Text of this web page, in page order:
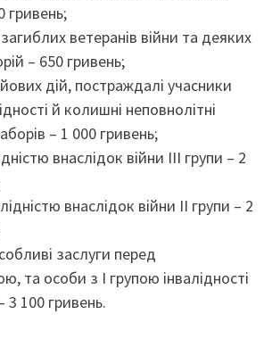
гривень;
ветеранів війни та деяких
– 650 гривень;
дій, постраждалі учасники
й колишні неповнолітні
– 1 000 гривень;
внаслідок війни III групи – 2
внаслідок війни II групи – 2
заслуги перед
та особи з I групою інвалідності
3 100 гривень.